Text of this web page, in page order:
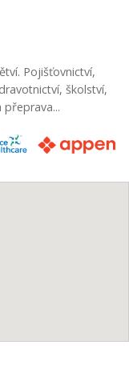
Pojišťovnictví,
školství,